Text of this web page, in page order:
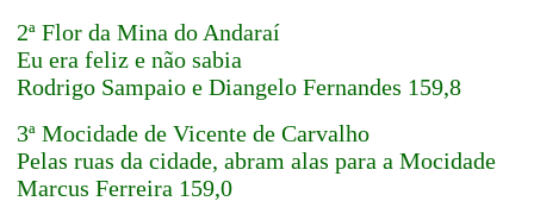
2ª Flor da Mina do Andaraí
Eu era feliz e não sabia
Rodrigo Sampaio e Diangelo Fernandes 159,8
3ª Mocidade de Vicente de Carvalho
Pelas ruas da cidade, abram alas para a Mocidade
Marcus Ferreira 159,0